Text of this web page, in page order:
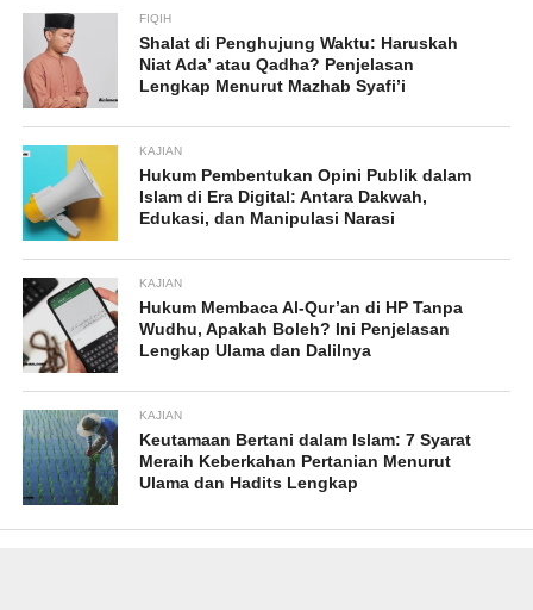
FIQIH
Shalat di Penghujung Waktu: Haruskah
Niat Ada’ atau Qadha? Penjelasan
Lengkap Menurut Mazhab Syafi’i
KAJIAN
Hukum Pembentukan Opini Publik dalam
Islam di Era Digital: Antara Dakwah,
Edukasi, dan Manipulasi Narasi
KAJIAN
Hukum Membaca Al-Qur’an di HP Tanpa
Wudhu, Apakah Boleh? Ini Penjelasan
Lengkap Ulama dan Dalilnya
KAJIAN
Keutamaan Bertani dalam Islam: 7 Syarat
Meraih Keberkahan Pertanian Menurut
Ulama dan Hadits Lengkap